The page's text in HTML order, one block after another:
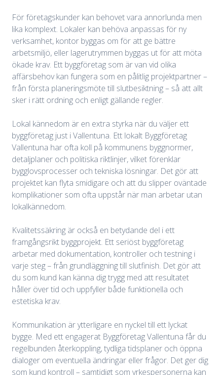
För företagskunder kan behovet vara annorlunda men
lika komplext. Lokaler kan behöva anpassas för ny
verksamhet, kontor byggas om för att ge bättre
arbetsmiljö, eller lagerutrymmen byggas ut för att möta
ökade krav. Ett byggföretag som är van vid olika
affärsbehov kan fungera som en pålitlig projektpartner –
från första planeringsmöte till slutbesiktning – så att allt
sker i rätt ordning och enligt gällande regler.
Lokal kännedom är en extra styrka när du väljer ett
byggföretag just i Vallentuna. Ett lokalt Byggföretag
Vallentuna har ofta koll på kommunens byggnormer,
detaljplaner och politiska riktlinjer, vilket förenklar
bygglovsprocesser och tekniska lösningar. Det gör att
projektet kan flyta smidigare och att du slipper oväntade
komplikationer som ofta uppstår när man arbetar utan
lokalkännedom.
Kvalitetssäkring är också en betydande del i ett
framgångsrikt byggprojekt. Ett seriöst byggföretag
arbetar med dokumentation, kontroller och testning i
varje steg – från grundläggning till slutfinish. Det gör att
du som kund kan känna dig trygg med att resultatet
håller över tid och uppfyller både funktionella och
estetiska krav.
Kommunikation är ytterligare en nyckel till ett lyckat
bygge. Med ett engagerat Byggföretag Vallentuna får du
regelbunden återkoppling, tydliga tidsplaner och öppna
dialoger om eventuella ändringar eller frågor. Det ger dig
som kund kontroll – samtidigt som yrkespersonerna kan